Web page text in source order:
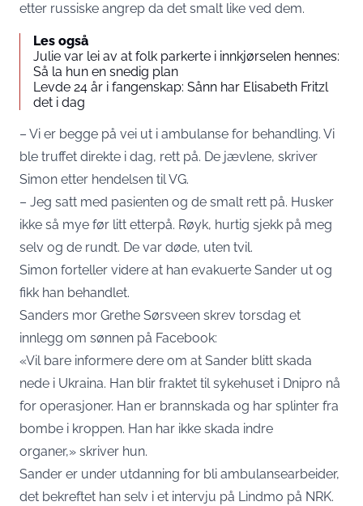
etter russiske angrep da det smalt like ved dem.
Les også
Julie var lei av at folk parkerte i innkjørselen hennes:
Så la hun en snedig plan
Levde 24 år i fangenskap: Sånn har Elisabeth Fritzl
det i dag
– Vi er begge på vei ut i ambulanse for behandling. Vi
ble truffet direkte i dag, rett på. De jævlene, skriver
Simon etter hendelsen til VG.
– Jeg satt med pasienten og de smalt rett på. Husker
ikke så mye før litt etterpå. Røyk, hurtig sjekk på meg
selv og de rundt. De var døde, uten tvil.
Simon forteller videre at han evakuerte Sander ut og
fikk han behandlet.
Sanders mor Grethe Sørsveen skrev torsdag et
innlegg om sønnen på Facebook:
«Vil bare informere dere om at Sander blitt skada
nede i Ukraina. Han blir fraktet til sykehuset i Dnipro nå
for operasjoner. Han er brannskada og har splinter fra
bombe i kroppen. Han har ikke skada indre
organer,» skriver hun.
Sander er under utdanning for bli ambulansearbeider,
det bekreftet han selv i et intervju på Lindmo på NRK.